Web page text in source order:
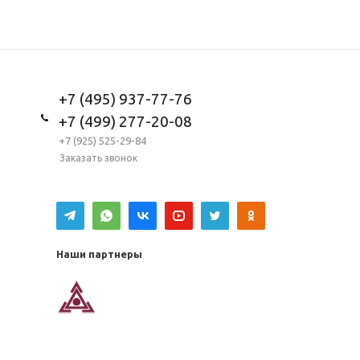
+7 (495) 937-77-76
+7 (499) 277-20-08
+7 (925) 525-29-84
Заказать звонок
Наши партнеры